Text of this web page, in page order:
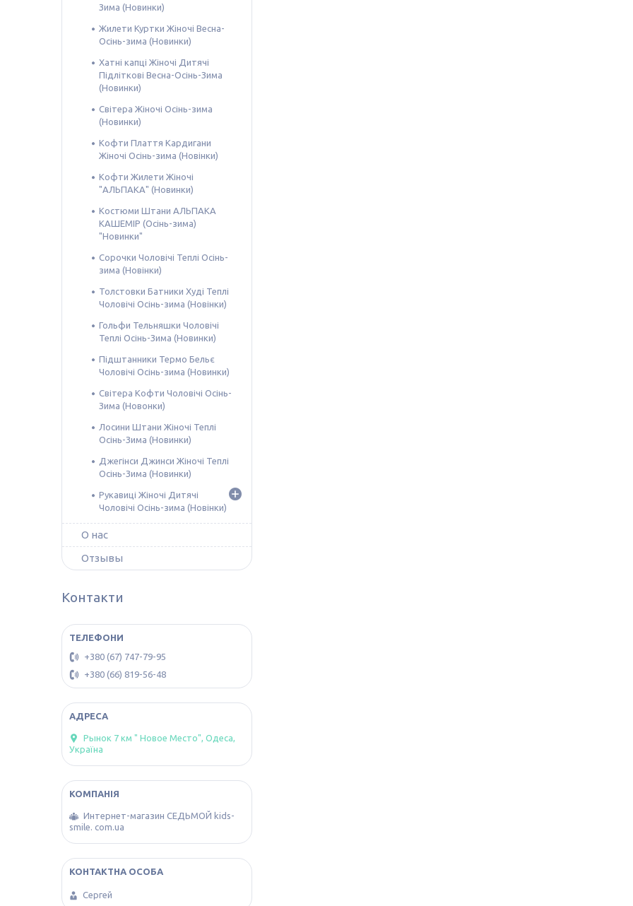
Зима (Новинки)
Жилети Куртки Жіночі Весна-
Осінь-зима (Новинки)
Хатні капці Жіночі Дитячі
Підліткові Весна-Осінь-Зима
(Новинки)
Світера Жіночі Осінь-зима
(Новинки)
Кофти Плаття Кардигани
Жіночі Осінь-зима (Новінки)
Кофти Жилети Жіночі
"АЛЬПАКА" (Новинки)
Костюми Штани АЛЬПАКА
КАШЕМІР (Осінь-зима)
"Новинки"
Сорочки Чоловічі Теплі Осінь-
зима (Новінки)
Толстовки Батники Худі Теплі
Чоловічі Осінь-зима (Новінки)
Гольфи Тельняшки Чоловічі
Теплі Осінь-Зима (Новинки)
Підштанники Термо Бельє
Чоловічі Осінь-зима (Новинки)
Світера Кофти Чоловічі Осінь-
Зима (Новонки)
Лосини Штани Жіночі Теплі
Осінь-Зима (Новинки)
Джегінси Джинси Жіночі Теплі
Осінь-Зима (Новинки)
Рукавиці Жіночі Дитячі
Чоловічі Осінь-зима (Новінки)
О нас
Отзывы
Контакти
+380 (67) 747-79-95
+380 (66) 819-56-48
Рынок 7 км " Новое Место", Одеса,
Україна
Интернет-магазин СЕДЬМОЙ kids-
smile. com.ua
Сергей